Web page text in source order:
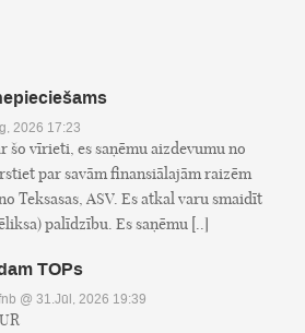
2026 17:23
šo vīrieti, es saņēmu aizdevumu no
par savām finansiālajām raizēm
Teksasas, ASV. Es atkal varu smaidīt
palīdzību. Es saņēmu [..]
TOPs
@ 31.Jūl, 2026 19:39